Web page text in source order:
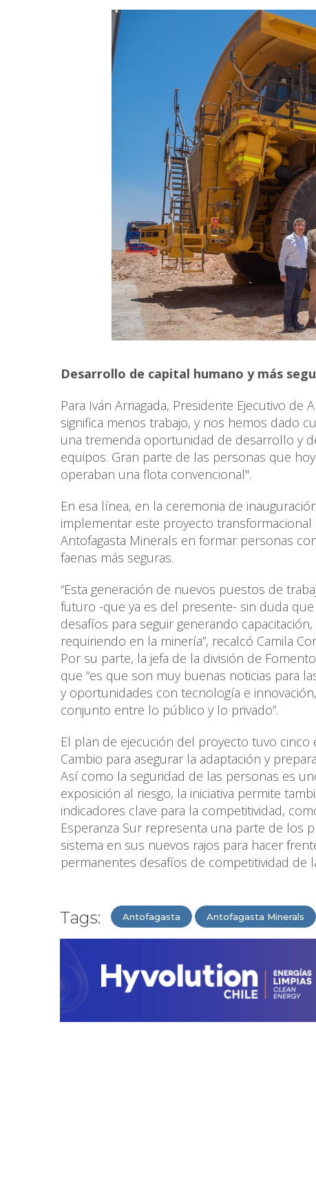
Desarrollo de capital humano y más
Para Iván Arriagada, Presidente Ejecutivo
significa menos trabajo, y nos hemos dado
una tremenda oportunidad de desarrollo y
equipos. Gran parte de las personas que
operaban una flota convencional".
En esa línea, en la ceremonia de
implementar este proyecto
Antofagasta Minerals en formar personas
faenas más seguras.
“Esta generación de nuevos puestos de
futuro -que ya es del presente- sin duda
desafíos para seguir generando
requiriendo en la minería”, recalcó Camila
Por su parte, la jefa de la división de
que “es que son muy buenas noticias para
y oportunidades con tecnología e
conjunto entre lo público y lo privado”.
El plan de ejecución del proyecto tuvo
Cambio para asegurar la adaptación y
Así como la seguridad de las personas es
exposición al riesgo, la iniciativa permite
indicadores clave para la competitividad,
Esperanza Sur representa una parte de los
sistema en sus nuevos rajos para hacer
permanentes desafíos de competitividad de
Tags: Antofagasta Antofagasta Minerals